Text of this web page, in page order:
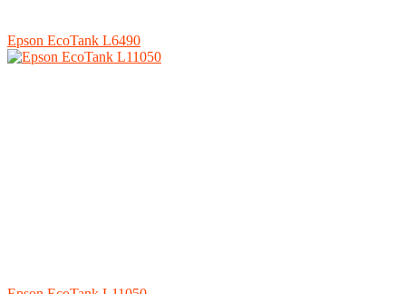
Epson EcoTank L6490